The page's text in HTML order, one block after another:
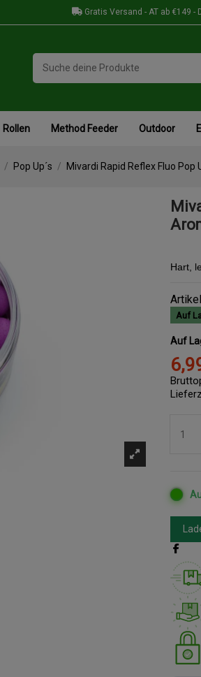
Gratis Versand - AT ab €149 -
Rollen Method Feeder Outdoor
Pop Up´s Mivardi Rapid Reflex Fluo
Hart,
Auf
Auf